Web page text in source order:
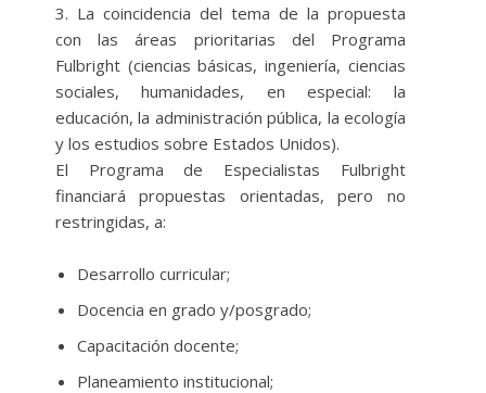
3. La coincidencia del tema de la propuesta
con las áreas prioritarias del Programa
Fulbright (ciencias básicas, ingeniería, ciencias
sociales, humanidades, en especial: la
educación, la administración pública, la ecología
y los estudios sobre Estados Unidos).
El Programa de Especialistas Fulbright
financiará propuestas orientadas, pero no
restringidas, a:
Desarrollo curricular;
Docencia en grado y/posgrado;
Capacitación docente;
Planeamiento institucional;